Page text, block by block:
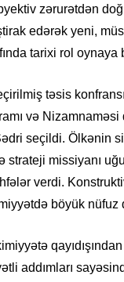
zərurətdən
edərək yeni,
tarixi rol oynaya
təsis
və
seçildi. Ölkənin
strateji missiyanı
verdi.
böyük nüfuz
addımları